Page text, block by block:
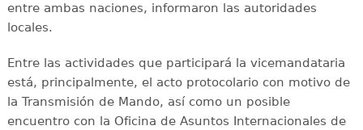
entre ambas naciones, informaron las autoridades
locales.
Entre las actividades que participará la vicemandataria
está, principalmente, el acto protocolario con motivo de
la Transmisión de Mando, así como un posible
encuentro con la Oficina de Asuntos Internacionales de